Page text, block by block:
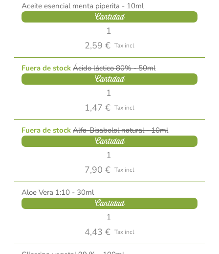
Aceite esencial menta piperita - 10ml
Cantidad
2,59 € Tax incl
Fuera de stock Ácido láctico 80% - 50ml
Cantidad
1,47 € Tax incl
Fuera de stock Alfa-Bisabolol natural - 10ml
Cantidad
7,90 € Tax incl
Aloe Vera 1:10 - 30ml
Cantidad
4,43 € Tax incl